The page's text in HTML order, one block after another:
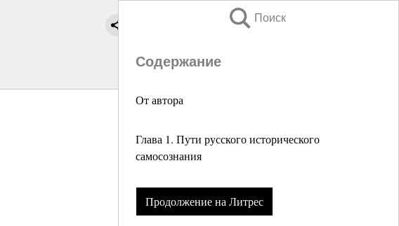
Поиск
Содержание
От автора
Глава 1. Пути русского исторического
самосознания
Продолжение на Литрес